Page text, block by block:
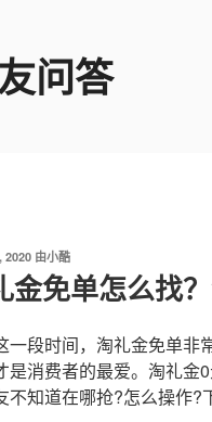
问答
2020 由小酷
金免单怎么找
一段时间，淘礼金免单非
是消费者的最爱。淘礼金
不知道在哪抢?怎么操作?